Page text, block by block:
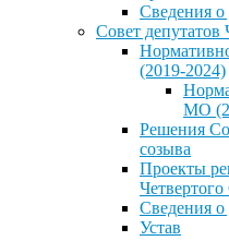
Сведения о
Совет депутатов
(2019-2024)
МО
Решения
созыва
Проекты
Сведения о
Устав